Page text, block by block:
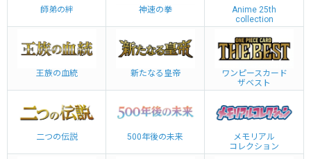
師弟の絆 神速の拳
Anime 25th
collection
王族の血統 新たなる皇帝
ワンピースカード
ザベスト
二つの伝説 500年後の未来
メモリアル
コレクション